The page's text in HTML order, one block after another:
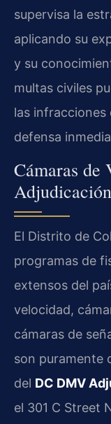
supervisa la
aplicando su
y su
multas civiles
las infracciones
defensa
Cámaras de
El Distrito de
programas de
extensos del
velocidad,
cámaras de
son puramente
del DC DMV
el 301 C Street